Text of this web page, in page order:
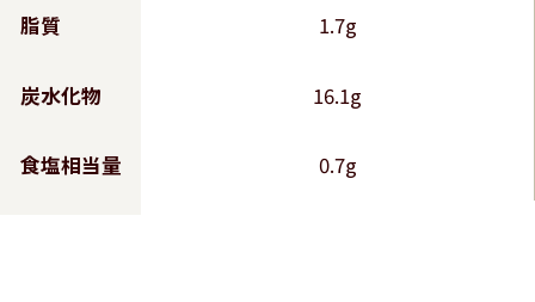
脂質
炭水化物
食塩相当量
1.7g
16.1g
0.7g